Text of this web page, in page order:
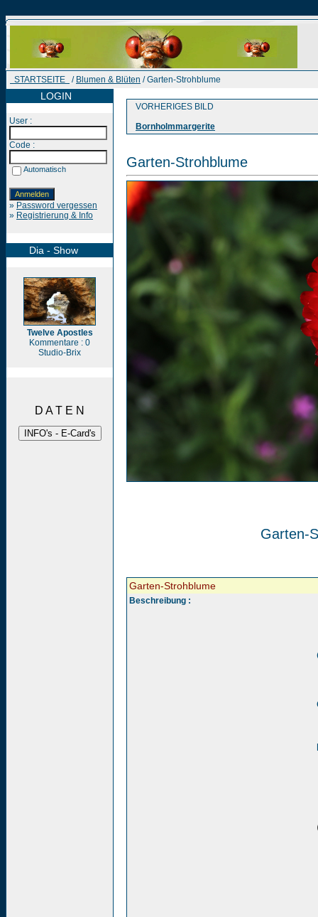
STARTSEITE / Blumen & Blüten / Garten-Strohblume
LOGIN
User :
Code :
Automatisch
» Password vergessen
» Registrierung & Info
Dia - Show
Twelve Apostles
Kommentare : 0
Studio-Brix
D A T E N
VORHERIGES BILD
Bornholmmargerite
Garten-Strohblume
Garten-
Garten-Strohblume
Beschreibung :